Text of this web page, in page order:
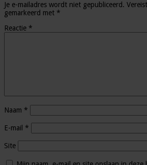
Je e-mailadres wordt niet gepubliceerd.
gemarkeerd met *
Reactie *
Naam *
E-mail *
Site